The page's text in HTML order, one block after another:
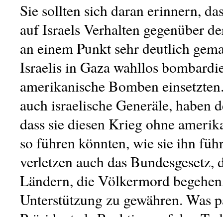
Sie sollten sich daran erinnern,
auf Israels Verhalten gegenüber
an einem Punkt sehr deutlich
Israelis in Gaza wahllos
amerikanische Bomben
auch israelische Generäle, haben
dass sie diesen Krieg ohne
so führen könnten, wie sie ihn
verletzen auch das Bundesgesetz,
Ländern, die Völkermord
Unterstützung zu gewähren. Was